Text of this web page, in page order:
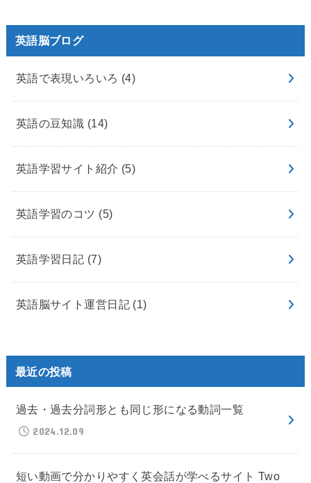
英語脳ブログ
英語で表現いろいろ (4)
英語の豆知識 (14)
英語学習サイト紹介 (5)
英語学習のコツ (5)
英語学習日記 (7)
英語脳サイト運営日記 (1)
最近の投稿
過去・過去分詞形とも同じ形になる動詞一覧
2024.12.09
短い動画で分かりやすく英会話が学べるサイト Two